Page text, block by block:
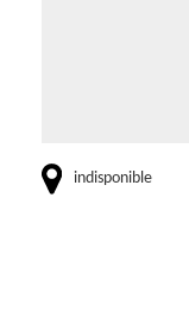
indisponible